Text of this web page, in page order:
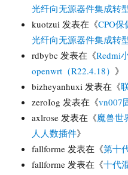
光纤向无源器件集成转
kuotzui 发表在《CPO
光纤向无源器件集成转
rdbybc 发表在《Redmi
openwrt（R22.4.18） 》
bizheyanhuxi 发表在《
zeroIog 发表在《vn007
axlrose 发表在《魔兽世
人人数插件》
fallforme 发表在《第十
fallforme 发表在《十代